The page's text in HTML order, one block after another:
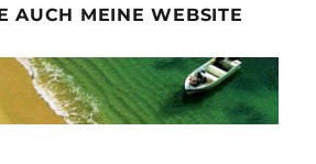
AUCH MEINE WEBSITE